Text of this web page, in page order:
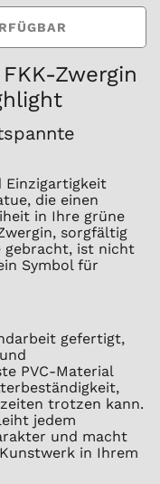
Zwergin
Einzigartigkeit
die einen
in Ihre grüne
sorgfältig
gebracht, ist nicht
Symbol für
gefertigt,
PVC-Material
trotzen kann.
jedem
und macht
in Ihrem